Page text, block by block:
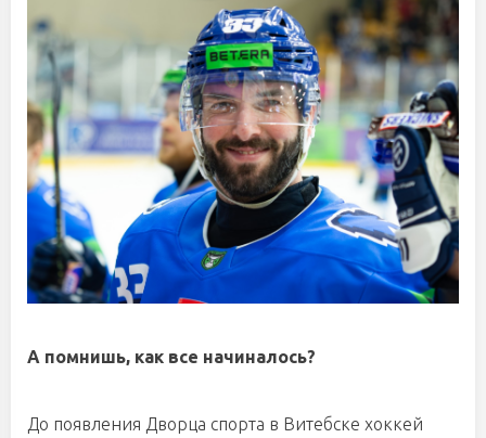
А помнишь, как все начиналось?
До появления Дворца спорта в Витебске хоккей